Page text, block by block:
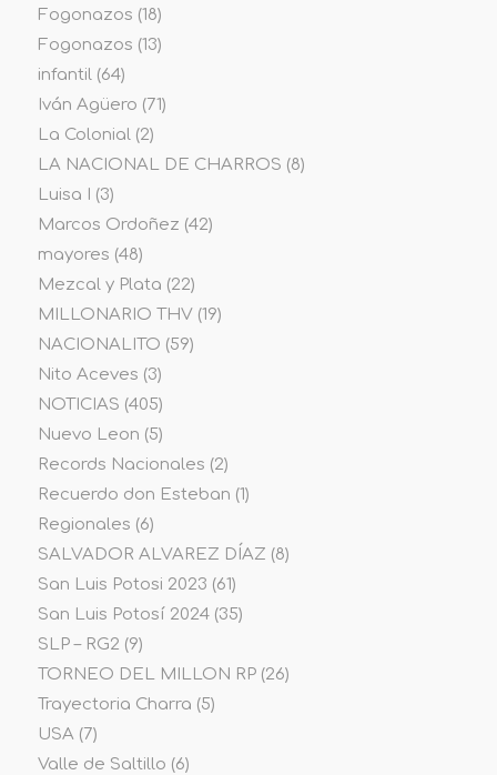
Fogonazos (18)
Fogonazos (13)
infantil(64)
Iván Agüero (71)
La Colonial(2)
LA NACIONAL DE CHARROS (8)
Luisa I
(3)
Marcos Ordoñez (42)
mayores (48)
Mezcal y Plata (22)
MILLONARIO THV(19)
NACIONALITO (59)
Nito Aceves (3)
NOTICIAS (405)
Nuevo Leon (5)
Records Nacionales (2)
Recuerdo don Esteban (1)
Regionales (6)
SALVADOR ALVAREZ DÍAZ (8)
San Luis Potosi 2023 (61)
San Luis Potosí 2024(35)
SLP – RG2 (9)
TORNEO DEL MILLON RP(26)
Trayectoria Charra (5)
USA(7)
Valle de Saltillo (6)